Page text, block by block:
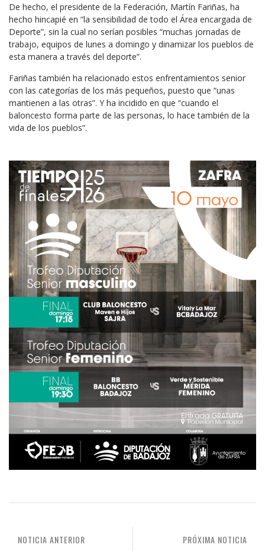
De hecho, el presidente de la Federación, Martín Fariñas, ha
hecho hincapié en “la sensibilidad de todo el Área encargada de
Deporte”, sin la cual no serían posibles “muchas jornadas de
trabajo, equipos de lunes a domingo y dinamizar los pueblos de
esta manera a través del deporte”.
Fariñas también ha relacionado estos enfrentamientos senior
con las categorías de los más pequeños, puesto que “unas
mantienen a las otras”. Y ha incidido en que “cuando el
baloncesto forma parte de las personas, lo hace también de la
vida de los pueblos”.
PRÓXIMA NOTICIA
NOTICIA ANTERIOR